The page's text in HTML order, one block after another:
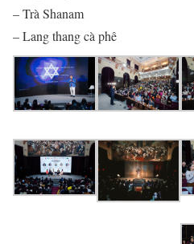
– Trà Shanam
– Lang thang cà phê